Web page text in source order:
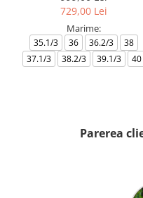
729,00 Lei
Marime:
35.1/3 36 36.2/3
38
37.1/3
38.2/3 39.1/3 40
Parerea